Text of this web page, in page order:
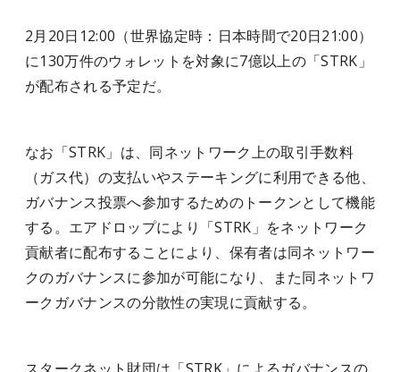
2月20日12:00（世界協定時：日本時間で20日21:00）
に130万件のウォレットを対象に7億以上の「STRK」
が配布される予定だ。
なお「STRK」は、同ネットワーク上の取引手数料
（ガス代）の支払いやステーキングに利用できる他、
ガバナンス投票へ参加するためのトークンとして機能
する。エアドロップにより「STRK」をネットワーク
貢献者に配布することにより、保有者は同ネットワー
クのガバナンスに参加が可能になり、また同ネットワ
ークガバナンスの分散性の実現に貢献する。